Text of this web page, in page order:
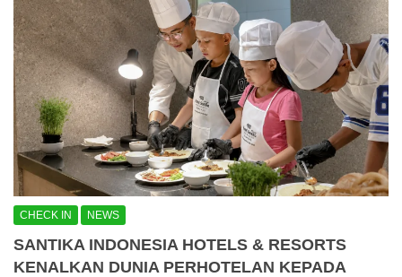
CHECK IN NEWS
SANTIKA INDONESIA HOTELS & RESORTS
KENALKAN DUNIA PERHOTELAN KEPADA